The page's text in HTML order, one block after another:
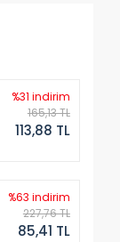
%31 indirim
165,13 TL
113,88 TL
%63 indirim
227,76 TL
85,41 TL